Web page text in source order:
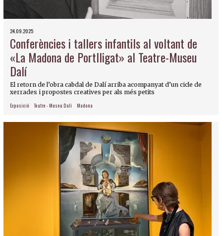
24.09.2025
Conferències i tallers infantils al voltant de
«La Madona de Portlligat» al Teatre-Museu
Dalí
El retorn de l’obra cabdal de Dalí arriba acompanyat d’un cicle de
xerrades i propostes creatives per als més petits
Exposició Teatre - Museu Dalí Madona